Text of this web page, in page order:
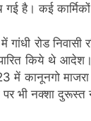
गई है। कई
रोड निवासी
किये थे आदेश।
में कानूनगो
भी नक्शा दुरूस्त